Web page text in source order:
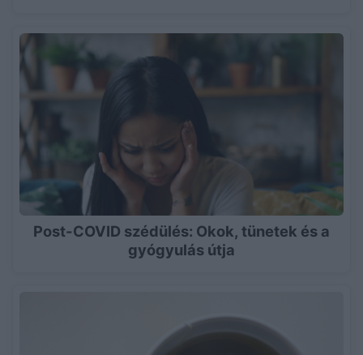
Post-COVID szédülés: Okok, tünetek és a
gyógyulás útja